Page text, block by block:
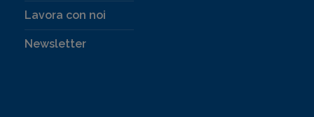
Lavora con noi
Newsletter